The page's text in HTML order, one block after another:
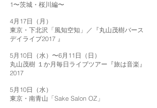
1〜茨城・桜川編〜
4月17日（月）
東京・下北沢「風知空知」／『丸山茂樹バース
デイライブ2017 』
5月10日（水）〜6月11日（日）
丸山茂樹 １か月毎日ライブツアー『旅は音楽』
2017
5月10日（水）
東京・南青山「Sake Salon OZ」